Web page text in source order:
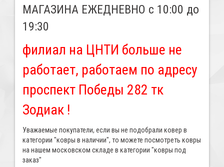
МАГАЗИНА ЕЖЕДНЕВНО с 10:00 до
19:30
филиал на ЦНТИ больше не
работает, работаем по адресу
проспект Победы 282 тк
Зодиак !
Уважаемые покупатели, если вы не подобрали ковер в
категории "ковры в наличии", то можете посмотреть ковры
на нашем московском складе в категории "ковры под
заказ"